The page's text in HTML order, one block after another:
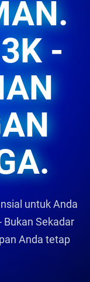
-
untuk Anda
Bukan Sekadar
Anda tetap